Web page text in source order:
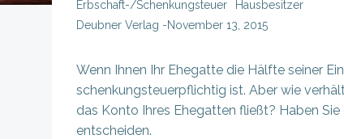
Erbschaft-/Schenkungsteuer
Hausbesitzer
Deubner Verlag -November 13, 2015
Wenn Ihnen Ihr Ehegatte die Hälfte seiner
schenkungsteuerpflichtig ist. Aber wie
das Konto Ihres Ehegatten fließt? Haben
entscheiden.